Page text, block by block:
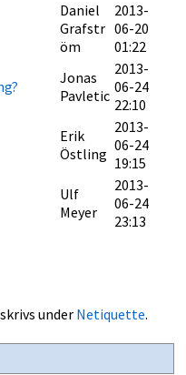
Daniel
Grafstr
öm
2013-
06-20
01:22
Jonas
Pavletic
2013-
06-24
22:10
Erik
Östling
2013-
06-24
19:15
Ulf
Meyer
2013-
06-24
23:13
under Netiquette.